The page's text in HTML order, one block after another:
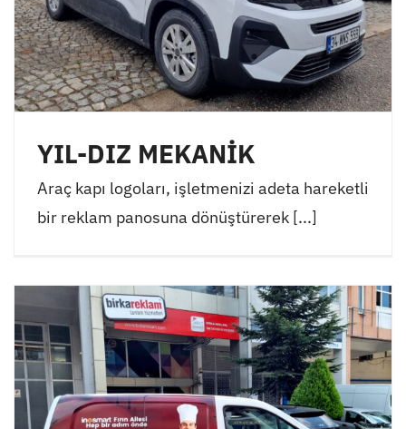
YIL-DIZ MEKANİK
Araç kapı logoları, işletmenizi adeta hareketli
bir reklam panosuna dönüştürerek [...]